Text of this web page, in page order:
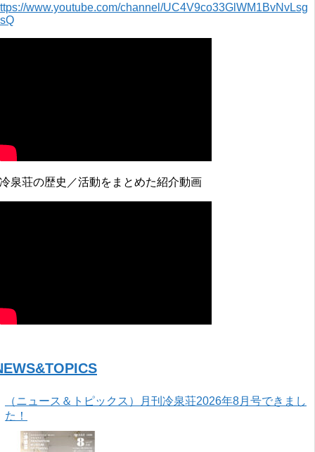
www.youtube.com/channel/UC4V9co33GlWM1BvNvLsg
泉荘の歴史／活動をまとめた紹介動画
（ニュース＆トピックス）月刊冷泉荘2026年8月号できまし
た！